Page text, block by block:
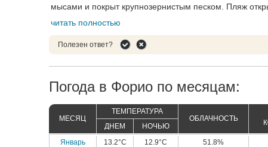
мысами и покрыт крупнозернистым песком. Пляж
читать полностью
Полезен ответ?
Погода в Форио по месяцам:
МЕСЯЦ
ТЕМПЕРАТУРА
ОБЛАЧНОСТЬ
ДНЕМ
НОЧЬЮ
Январь
13.2°C 12.9°C 51.8%